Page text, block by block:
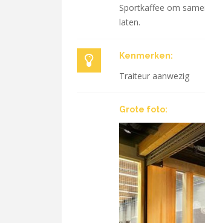
Sportkaffee om
laten.
Kenmerken:
Traiteur aanwezig
Grote foto: